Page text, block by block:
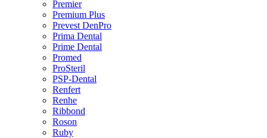
Premier
Premium Plus
Prevest DenPro
Prima Dental
Prime Dental
Promed
ProSteril
PSP-Dental
Renfert
Renhe
Ribbond
Roson
Ruby